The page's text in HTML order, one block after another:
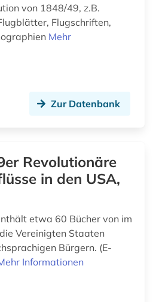
baden-württemberg (12)
(1)
bantusprachen (1)
von 1848/49, z.B.
Flugschriften,
Mehr
Zur Datenbank
Revolutionäre
in den USA,
etwa 60 Bücher von im
Vereinigten Staaten
Bürgern. (E-
Informationen